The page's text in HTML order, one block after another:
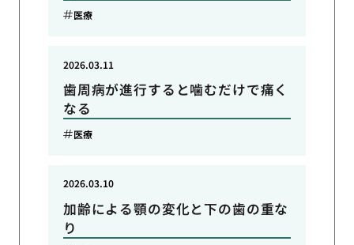
医療
歯周病が進行すると噛むだけで痛く
なる
2026.03.11
医療
加齢による顎の変化と下の歯の重な
り
2026.03.10